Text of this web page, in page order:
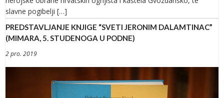
slavne pogibelji […]
PREDSTAVLJANJE KNJIGE “SVETI JERONIM DALAMTINAC”
(MIMARA, 5. STUDENOGA U PODNE)
2 pro. 2019